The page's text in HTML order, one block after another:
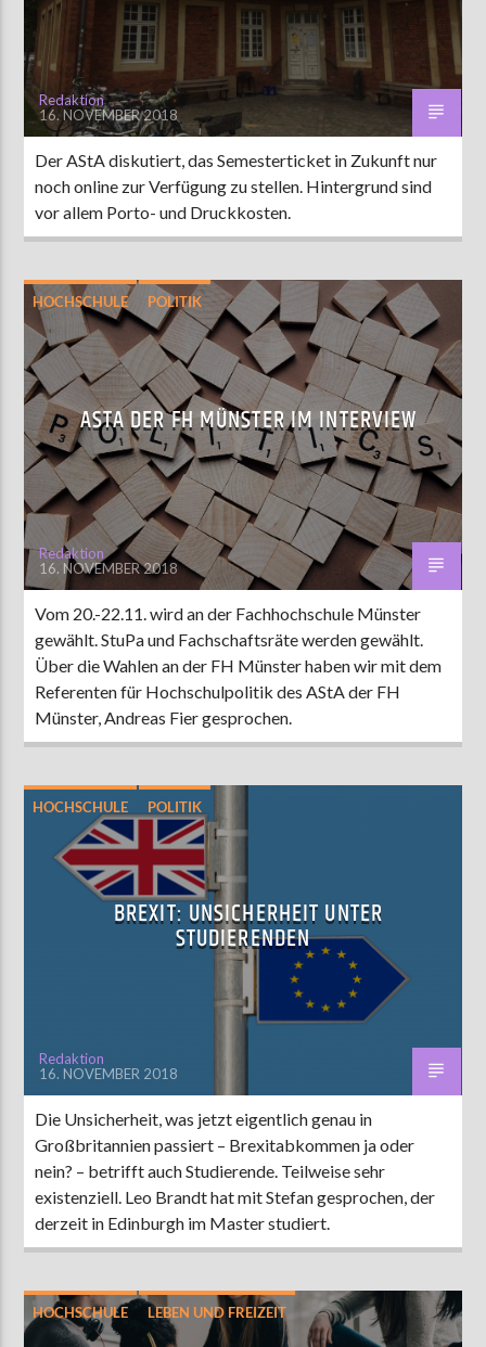
Redaktion
16. NOVEMBER 2018
Der AStA diskutiert, das Semesterticket in Zukunft nur
noch online zur Verfügung zu stellen. Hintergrund sind
vor allem Porto- und Druckkosten.
HOCHSCHULE POLITIK
ASTA DER FH MÜNSTER IM INTERVIEW
Redaktion
16. NOVEMBER 2018
Vom 20.-22.11. wird an der Fachhochschule Münster
gewählt. StuPa und Fachschaftsräte werden gewählt.
Über die Wahlen an der FH Münster haben wir mit dem
Referenten für Hochschulpolitik des AStA der FH
Münster, Andreas Fier gesprochen.
HOCHSCHULE POLITIK
BREXIT: UNSICHERHEIT UNTER
STUDIERENDEN
Redaktion
16. NOVEMBER 2018
Die Unsicherheit, was jetzt eigentlich genau in
Großbritannien passiert – Brexitabkommen ja oder
nein? – betrifft auch Studierende. Teilweise sehr
existenziell. Leo Brandt hat mit Stefan gesprochen, der
derzeit in Edinburgh im Master studiert.
HOCHSCHULE LEBEN UND FREIZEIT